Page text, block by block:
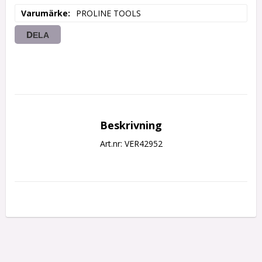
Varumärke PROLINE TOOLS
DELA
Beskrivning
Art.nr: VER42952